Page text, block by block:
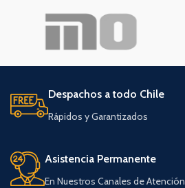
Despachos a todo Chile
Rápidos y Garantizados
Asistencia Permanente
En Nuestros Canales de Atención